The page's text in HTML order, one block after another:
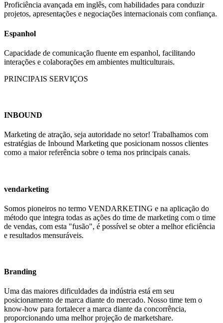
Proficiência avançada em inglês, com habilidades para conduzir
projetos, apresentações e negociações internacionais com confiança.
Espanhol
Capacidade de comunicação fluente em espanhol, facilitando
interações e colaborações em ambientes multiculturais.
PRINCIPAIS SERVIÇOS
INBOUND
Marketing de atração, seja autoridade no setor! Trabalhamos com
estratégias de Inbound Marketing que posicionam nossos clientes
como a maior referência sobre o tema nos principais canais.
vendarketing
Somos pioneiros no termo VENDARKETING e na aplicação do
método que integra todas as ações do time de marketing com o time
de vendas, com esta "fusão", é possível se obter a melhor eficiência
e resultados mensuráveis.
Branding
Uma das maiores dificuldades da indústria está em seu
posicionamento de marca diante do mercado. Nosso time tem o
know-how para fortalecer a marca diante da concorrência,
proporcionando uma melhor projeção de marketshare.